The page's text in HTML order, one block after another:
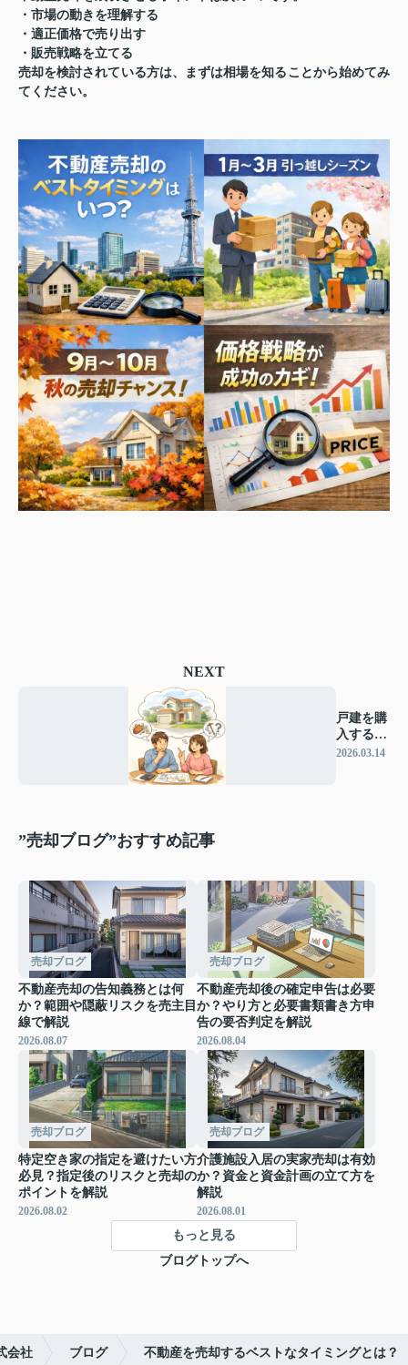
・市場の動きを理解する
・適正価格で売り出す
・販売戦略を立てる
売却を検討されている方は、まずは相場を知ることから始めてみ
てください。
NEXT
戸建を購
入する際
の注意点
2026.03.14
”売却ブログ”おすすめ記事
売却ブログ
不動産売却の告知義務とは何
か？範囲や隠蔽リスクを売主目
線で解説
2026.08.07
売却ブログ
不動産売却後の確定申告は必要
か？やり方と必要書類書き方申
告の要否判定を解説
2026.08.04
売却ブログ
特定空き家の指定を避けたい方
必見？指定後のリスクと売却の
ポイントを解説
2026.08.02
売却ブログ
介護施設入居の実家売却は有効
か？資金と資金計画の立て方を
解説
2026.08.01
もっと見る
ブログトップへ
会社 ブログ 不動産を売却するベストなタイミングとは？